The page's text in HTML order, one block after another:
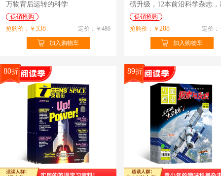
万物背后运转的科学
促销抢购
抢购价：￥ 338 定价： ￥480
加入购物车
磅升级，12本前沿科学杂志，
12本人文知识杂志，超值订阅
促销抢购
抢购价：￥ 288 定价：
加入购物车
80折 89折